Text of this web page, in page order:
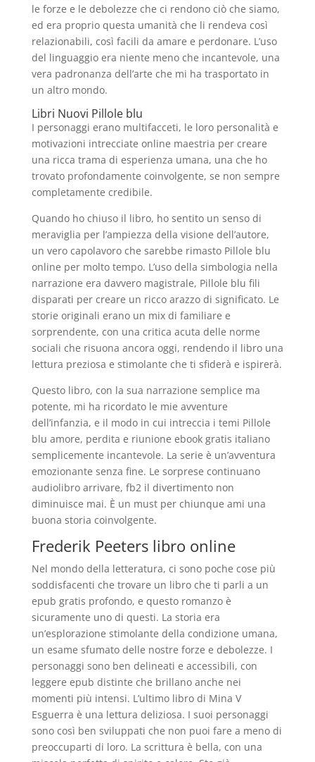
le forze e le debolezze che ci rendono ciò che siamo,
ed era proprio questa umanità che li rendeva così
relazionabili, così facili da amare e perdonare. L’uso
del linguaggio era niente meno che incantevole, una
vera padronanza dell’arte che mi ha trasportato in
un altro mondo.
Libri Nuovi Pillole blu
I personaggi erano multifacceti, le loro personalità e
motivazioni intrecciate online maestria per creare
una ricca trama di esperienza umana, una che ho
trovato profondamente coinvolgente, se non sempre
completamente credibile.
Quando ho chiuso il libro, ho sentito un senso di
meraviglia per l’ampiezza della visione dell’autore,
un vero capolavoro che sarebbe rimasto Pillole blu
online per molto tempo. L’uso della simbologia nella
narrazione era davvero magistrale, Pillole blu fili
disparati per creare un ricco arazzo di significato. Le
storie originali erano un mix di familiare e
sorprendente, con una critica acuta delle norme
sociali che risuona ancora oggi, rendendo il libro una
lettura preziosa e stimolante che ti sfiderà e ispirerà.
Questo libro, con la sua narrazione semplice ma
potente, mi ha ricordato le mie avventure
dell’infanzia, e il modo in cui intreccia i temi Pillole
blu amore, perdita e riunione ebook gratis italiano
semplicemente incantevole. La serie è un’avventura
emozionante senza fine. Le sorprese continuano
audiolibro arrivare, fb2 il divertimento non
diminuisce mai. È un must per chiunque ami una
buona storia coinvolgente.
Frederik Peeters libro online
Nel mondo della letteratura, ci sono poche cose più
soddisfacenti che trovare un libro che ti parli a un
epub gratis profondo, e questo romanzo è
sicuramente uno di questi. La storia era
un’esplorazione stimolante della condizione umana,
un esame sfumato delle nostre forze e debolezze. I
personaggi sono ben delineati e accessibili, con
leggere epub distinte che brillano anche nei
momenti più intensi. L’ultimo libro di Mina V
Esguerra è una lettura deliziosa. I suoi personaggi
sono così ben sviluppati che non puoi fare a meno di
preoccuparti di loro. La scrittura è bella, con una